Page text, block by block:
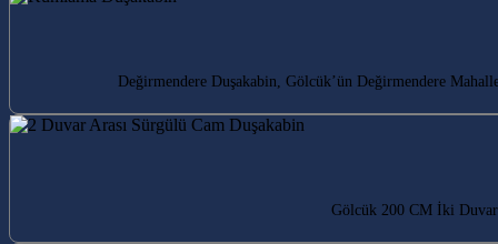
Değirmendere Duşakabin, Gölcük’ün Değirmendere
Gölcük 200 CM İki Duvar